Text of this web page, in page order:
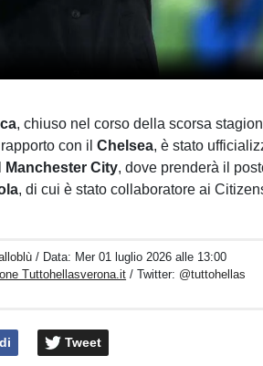
, chiuso nel corso della scorsa
con ilChelsea, è stato
Manchester City, dove prenderà il
, di cui è stato collaboratore ai
/ Data: Mer 01 luglio 2026 alle 13:00
Tuttohellasverona.it / Twitter: @tuttohellas
Tweet